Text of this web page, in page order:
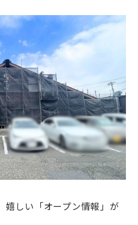
嬉しい「オープン情報」が